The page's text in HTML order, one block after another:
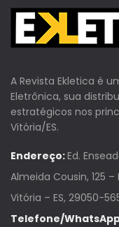
A Revista Ekletica é
Eletrônica, sua
estratégicos nos
Vitória/ES.
Endereço:Ed.
Almeida Cousin, 125 –
Vitória – ES, 29050-
Telefone/